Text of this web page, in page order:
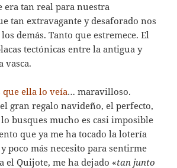
era tan real para nuestra
tan extravagante y desaforado nos
demás. Tanto que estremece. El
tectónicas entre la antigua y
vasca.
que ella lo veía… maravilloso.
gran regalo navideño, el perfecto,
busques mucho es casi imposible
que ya me ha tocado la lotería
poco más necesito para sentirme
el Quijote, me ha dejado «tan junto